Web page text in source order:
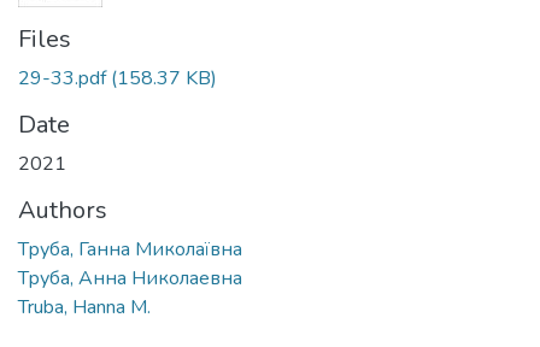
Files
29-33.pdf(158.37 KB)
Date
2021
Authors
Труба, Ганна Миколаївна
Труба, Анна Николаевна
Truba, Hanna M.